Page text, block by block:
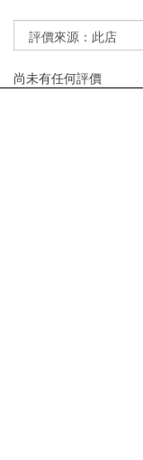
尚未有任何評價